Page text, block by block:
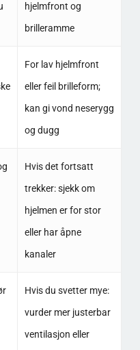
hjelmfront og
brilleramme
For lav hjelmfront
eller feil brilleform;
kan gi vond neserygg
og dugg
Hvis det fortsatt
trekker: sjekk om
hjelmen er for stor
eller har åpne
kanaler
Hvis du svetter mye:
vurder mer justerbar
ventilasjon eller